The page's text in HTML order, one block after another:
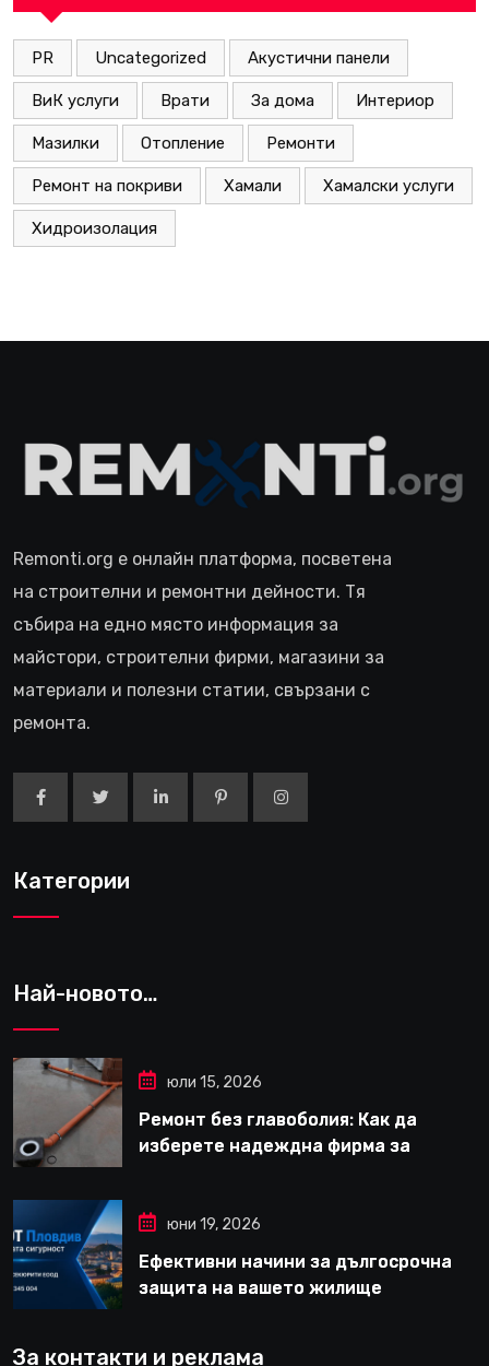
PR Uncategorized Акустични панели
ВиК услуги Врати За дома Интериор
Мазилки Отопление Ремонти
Ремонт на покриви Хамали Хамалски услуги
Хидроизолация
Remonti.org е онлайн платформа, посветена
на строителни и ремонтни дейности. Тя
събира на едно място информация за
майстори, строителни фирми, магазини за
материали и полезни статии, свързани с
ремонта.
Категории
Най-новото…
юли 15, 2026
Ремонт без главоболия: Как да
изберете надеждна фирма за
юни 19, 2026
Ефективни начини за дългосрочна
защита на вашето жилище
За контакти и реклама